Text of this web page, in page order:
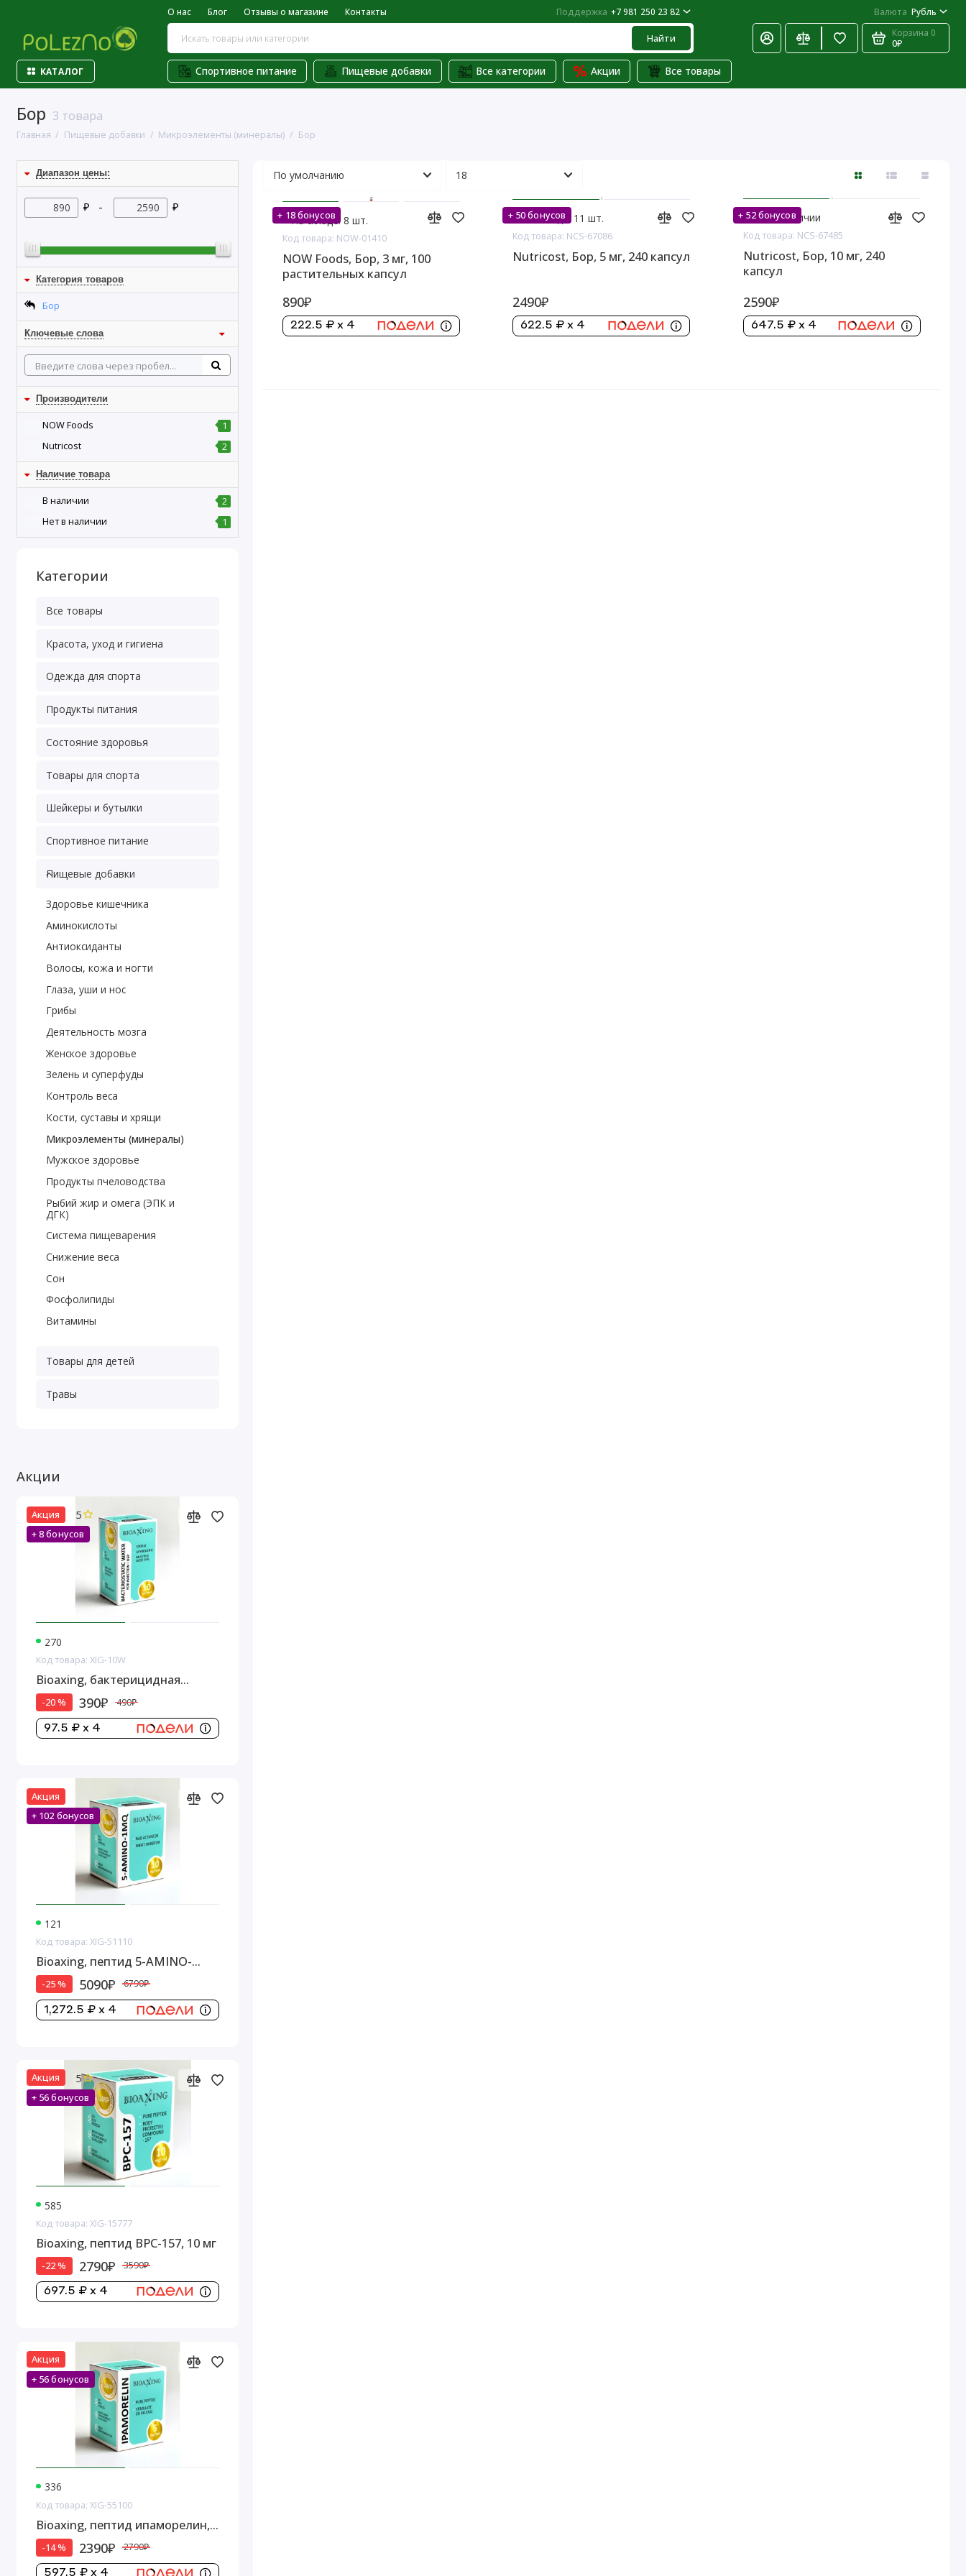
О нас Блог Отзывы о магазине Контакты Поддержка +7 981 250 23 82 Валюта Рубль
Найти Корзина 0
0₽
КАТАЛОГ Спортивное питание Пищевые добавки Все категории Акции Все товары
Бор 3 товара
Главная Пищевые добавки Микроэлементы (минералы) Бор
Диапазон цены:
₽ - ₽
Категория товаров
Бор
Ключевые слова
Производители
NOW Foods
1
Nutricost
2
Наличие товара
В наличии
2
Нет в наличии
1
Категории
Все товары
Красота, уход и гигиена
Одежда для спорта
Продукты питания
Состояние здоровья
Товары для спорта
Шейкеры и бутылки
Спортивное питание
Пищевые добавки
Здоровье кишечника
Аминокислоты
Антиоксиданты
Волосы, кожа и ногти
Глаза, уши и нос
Грибы
Деятельность мозга
Женское здоровье
Зелень и суперфуды
Контроль веса
Кости, суставы и хрящи
Микроэлементы (минералы)
Мужское здоровье
Продукты пчеловодства
Рыбий жир и омега (ЭПК и
ДГК)
Система пищеварения
Снижение веса
Сон
Фосфолипиды
Витамины
Товары для детей
Травы
Акции
Акция
+ 8 бонусов
5
270
Код товара: XIG-10W
Bioaxing, бактерицидная
вода,1 стеклянный флакон, 10
мл
-20 % 390₽ 490₽
97.5 ₽ x 4
Акция
+ 102 бонусов
121
Код товара: XIG-51110
Bioaxing, пептид 5-AMINO-
1MQ, 10 мг
-25 % 5090₽ 6790₽
1,272.5 ₽ x 4
Акция
+ 56 бонусов
5
585
Код товара: XIG-15777
Bioaxing, пептид BPC-157, 10 мг
-22 % 2790₽ 3590₽
697.5 ₽ x 4
Акция
+ 56 бонусов
336
Код товара: XIG-55100
Bioaxing, пептид ипаморелин,
5 мг
-14 % 2390₽ 2790₽
597.5 ₽ x 4
+ 18 бонусов
На складе: 8 шт.
Код товара: NOW-01410
NOW Foods, Бор, 3 мг, 100
растительных капсул
890₽
222.5 ₽ x 4
+ 50 бонусов
На складе: 11 шт.
Код товара: NCS-67086
Nutricost, Бор, 5 мг, 240 капсул
2490₽
622.5 ₽ x 4
+ 52 бонусов
Нет в наличии
Код товара: NCS-67485
Nutricost, Бор, 10 мг, 240
капсул
2590₽
647.5 ₽ x 4